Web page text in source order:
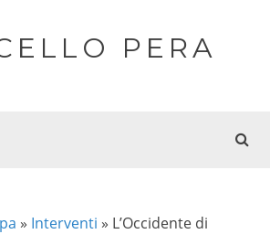
PERA
» Interventi » L’Occidente di